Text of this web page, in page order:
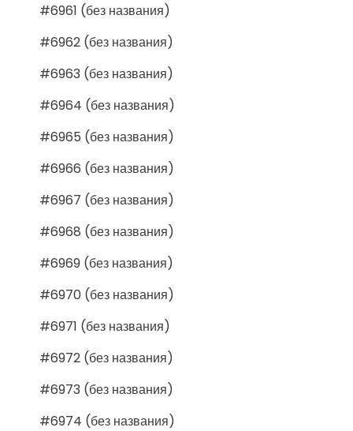
#6961 (без названия)
#6962 (без названия)
#6963 (без названия)
#6964 (без названия)
#6965 (без названия)
#6966 (без названия)
#6967 (без названия)
#6968 (без названия)
#6969 (без названия)
#6970 (без названия)
#6971 (без названия)
#6972 (без названия)
#6973 (без названия)
#6974 (без названия)